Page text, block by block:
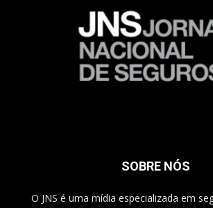
SOBRE NÓS
O JNS é uma mídia especializada em